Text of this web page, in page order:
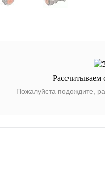
Рассчитываем
Пожалуйста подождите,